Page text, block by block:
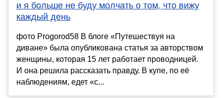
и я больше не буду молчать о том, что вижу
каждый день
фото Progorod58 В блоге «Путешествуя на
диване» была опубликована статья за авторством
женщины, которая 15 лет работает проводницей.
И она решила рассказать правду. В купе, по её
наблюдениям, едет «с...